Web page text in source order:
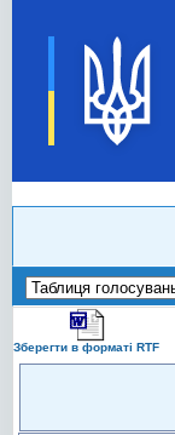
Зберегти в форматі RTF